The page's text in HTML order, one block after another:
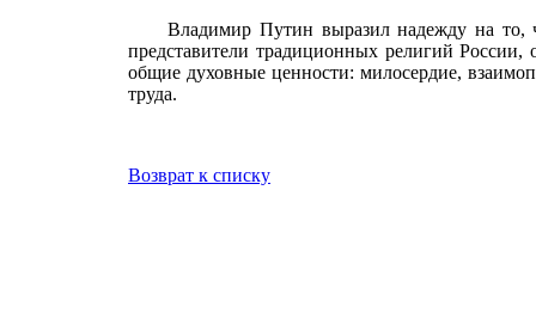
Владимир Путин выразил надежду на то,
представители традиционных религий России,
общие духовные ценности: милосердие,
труда.
Возврат к списку